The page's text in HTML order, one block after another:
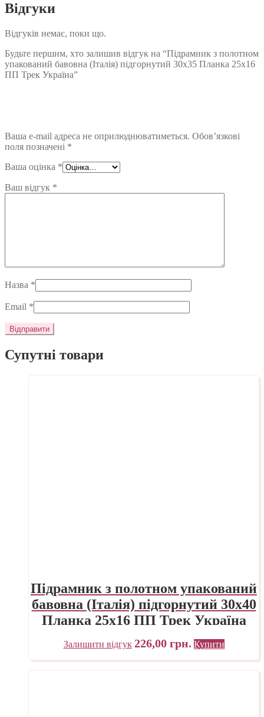
Відгуки
Відгуків немає, поки що.
Будьте першим, хто залишив відгук на “Підрамник з полотном
упакований бавовна (Італія) підгорнутий 30х35 Планка 25х16
ПП Трек Україна”
Ваша e-mail адреса не оприлюднюватиметься. Обов’язкові
поля позначені *
Ваша оцінка *
Ваш відгук *
Назва *
Email *
Супутні товари
Підрамник з полотном упакований
бавовна (Італія) підгорнутий 30х40
Планка 25х16 ПП Трек Україна
Залишити відгук 226,00 грн. Купити